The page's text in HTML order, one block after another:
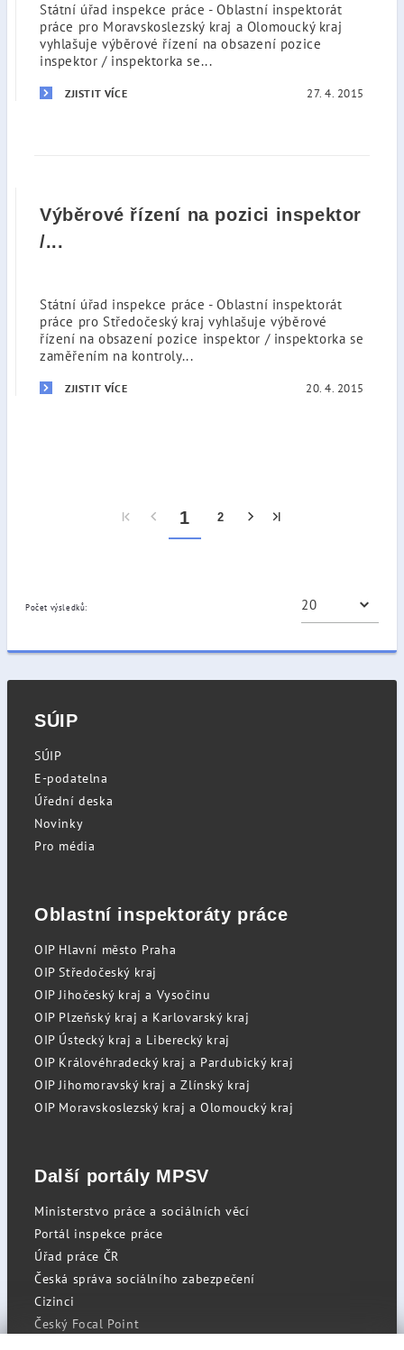
Státní úřad inspekce práce - Oblastní inspektorát
práce pro Moravskoslezský kraj a Olomoucký kraj
vyhlašuje výběrové řízení na obsazení pozice
inspektor / inspektorka se...
ZJISTIT VÍCE 27. 4. 2015
Výběrové řízení na pozici inspektor
/...
Státní úřad inspekce práce - Oblastní inspektorát
práce pro Středočeský kraj vyhlašuje výběrové
řízení na obsazení pozice inspektor / inspektorka se
zaměřením na kontroly...
ZJISTIT VÍCE 20. 4. 2015
1 2
Počet výsledků:
SÚIP
SÚIP
E-podatelna
Úřední deska
Novinky
Pro média
Oblastní inspektoráty práce
OIP Hlavní město Praha
OIP Středočeský kraj
OIP Jihočeský kraj a Vysočinu
OIP Plzeňský kraj a Karlovarský kraj
OIP Ústecký kraj a Liberecký kraj
OIP Královéhradecký kraj a Pardubický kraj
OIP Jihomoravský kraj a Zlínský kraj
OIP Moravskoslezský kraj a Olomoucký kraj
Další portály MPSV
Ministerstvo práce a sociálních věcí
Portál inspekce práce
Úřad práce ČR
Česká správa sociálního zabezpečení
Cizinci
Český Focal Point